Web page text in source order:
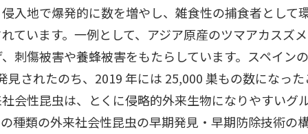
入地で爆発的に数を増やし、雑食性の捕食者として
ています。一例として、アジア原産のツマアカスズ
刺傷被害や養蜂被害をもたらしています。スペイン
見されたのち、2019 年には 25,000 巣もの数になっ
会性昆虫は、とくに侵略的外来生物になりやすいグ
種類の外来社会性昆虫の早期発見・早期防除技術の